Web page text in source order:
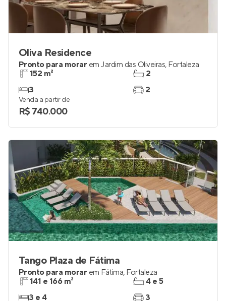
Oliva Residence
Pronto para morar em Jardim das Oliveiras, Fortaleza
152 m²
3
2
2
Venda a partir de
R$ 740.000
Tango Plaza de Fátima
Pronto para morar em Fátima, Fortaleza
141 e 166 m²
3 e 4
4 e 5
3